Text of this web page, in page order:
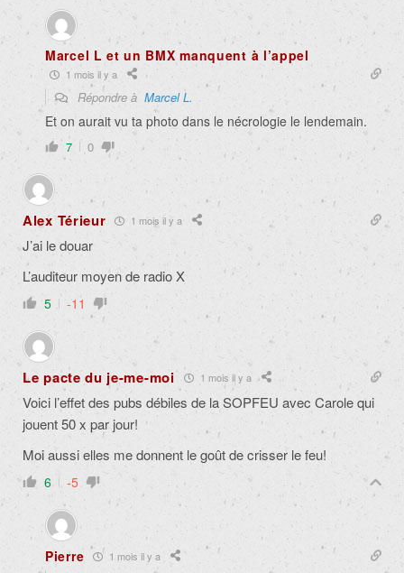
Marcel L et un BMX manquent à l’appel
1 mois il y a
Répondre à Marcel L.
Et on aurait vu ta photo dans le nécrologie le lendemain.
7 0
Alex Térieur 1 mois il y a
J’ai le douar
L’auditeur moyen de radio X
5 -11
Le pacte du je-me-moi 1 mois il y a
Voici l’effet des pubs débiles de la SOPFEU avec Carole qui
jouent 50 x par jour!
Moi aussi elles me donnent le goût de crisser le feu!
6 -5
Pierre 1 mois il y a